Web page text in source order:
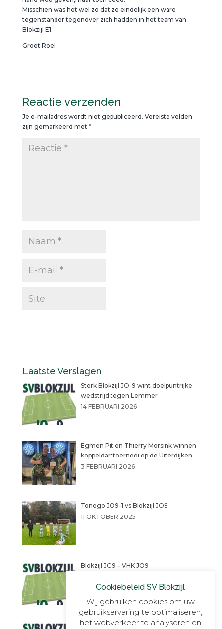
Misschien was het wel zo dat ze eindelijk een ware
tegenstander tegenover zich hadden in het team van
Blokzijl E1.
Groet Roel
Reactie verzenden
Je e-mailadres wordt niet gepubliceerd. Vereiste velden
zijn gemarkeerd met *
Laatste Verslagen
Sterk Blokzijl JO-9 wint doelpuntrijke
wedstrijd tegen Lemmer
14 FEBRUARI 2026
Egmen Pit en Thierry Morsink winnen
koppeldarttoernooi op de Uiterdijken
3 FEBRUARI 2026
Tonego JO9-1 vs Blokzijl JO9
11 OKTOBER 2025
Blokzijl JO9 – VHK JO9
Een warme succesvolle dag!!
Cookiebeleid SV Blokzijl
Wij gebruiken cookies om uw
gebruikservaring te optimaliseren,
het webverkeer te analyseren en